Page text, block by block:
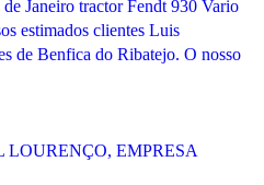
Janeiro tractor Fendt 930 Vario
estimados clientes Luis
de Benfica do Ribatejo. O nosso
EMPRESA